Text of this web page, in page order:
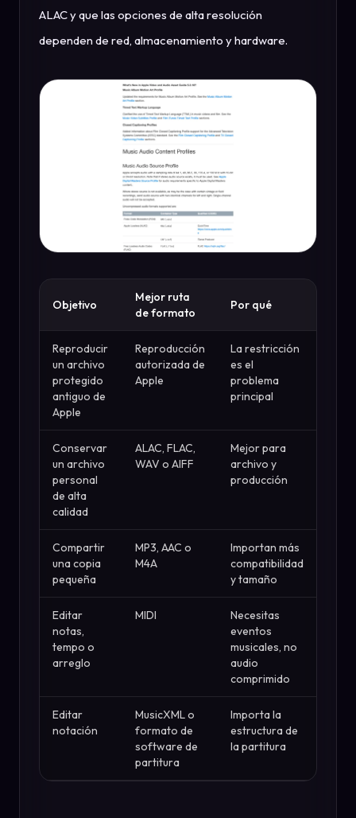
ALAC y que las opciones de alta resolución
dependen de red, almacenamiento y hardware.
Objetivo
Mejor ruta
de formato
Por qué
Reproducir
un archivo
protegido
antiguo de
Apple
Reproducción
autorizada de
Apple
La restricción
es el
problema
principal
Conservar
un archivo
personal
de alta
calidad
ALAC, FLAC,
WAV o AIFF
Mejor para
archivo y
producción
Compartir
una copia
pequeña
MP3, AAC o
M4A
Importan más
compatibilidad
y tamaño
Editar
notas,
tempo o
arreglo
MIDI
Necesitas
eventos
musicales, no
audio
comprimido
Editar
notación
MusicXML o
formato de
software de
partitura
Importa la
estructura de
la partitura